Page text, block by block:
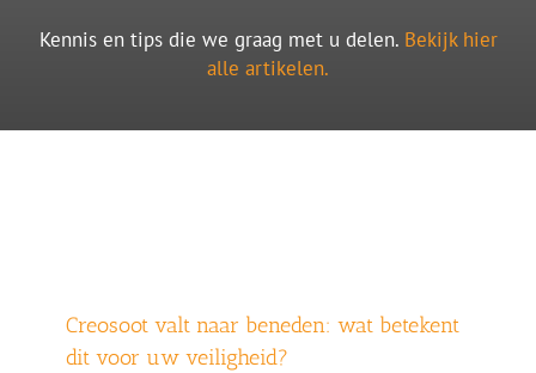
Kennis en tips die we graag met u delen. Bekijk hier
alle artikelen.
Creosoot valt naar beneden: wat betekent
dit voor uw veiligheid?